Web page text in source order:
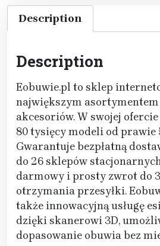
Description
Description
Eobuwie.pl to sklep
największym
akcesoriów. W swojej
80 tysięcy modeli od prawie
Gwarantuje bezpłatną
do 26 sklepów
darmowy i prosty zwrot do
otrzymania przesyłki.
także innowacyjną usługę
dzięki skanerowi 3D,
dopasowanie obuwia bez